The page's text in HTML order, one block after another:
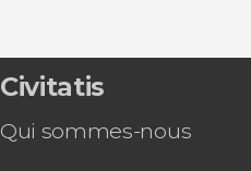
Civitatis
Qui sommes-nous